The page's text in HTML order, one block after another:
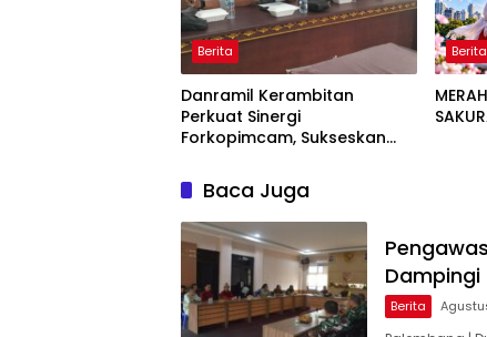
Berita
Danramil Kerambitan
Perkuat Sinergi
Forkopimcam, Sukseskan
Seluruh Masyarakat
Berita
Baca Juga
Dampingi
Berita